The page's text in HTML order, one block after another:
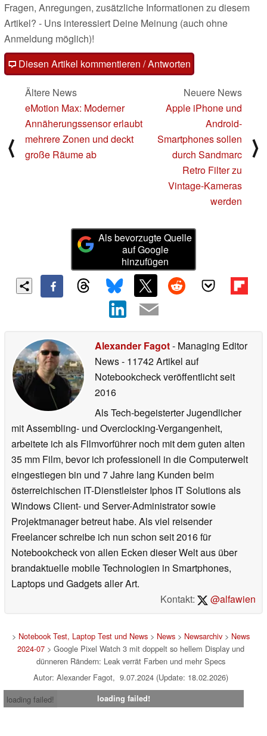
Fragen, Anregungen, zusätzliche Informationen zu diesem
Artikel? - Uns interessiert Deine Meinung (auch ohne
Anmeldung möglich)!
Diesen Artikel kommentieren / Antworten
⟨
Ältere News
eMotion Max: Moderner
Annäherungssensor erlaubt
mehrere Zonen und deckt
große Räume ab
Neuere News
Apple iPhone und
Android-
Smartphones sollen
durch Sandmarc
Retro Filter zu
Vintage-Kameras
werden
⟩
Als bevorzugte Quelle
auf Google
hinzufügen
Alexander Fagot- Managing Editor
News- 11742 Artikel auf
Notebookcheck veröffentlichtseit
2016
Als Tech-begeisterter Jugendlicher
mit Assembling- und Overclocking-Vergangenheit,
arbeitete ich als Filmvorführer noch mit dem guten alten
35 mm Film, bevor ich professionell in die Computerwelt
eingestiegen bin und 7 Jahre lang Kunden beim
österreichischen IT-Dienstleister Iphos IT Solutions als
Windows Client- und Server-Administrator sowie
Projektmanager betreut habe. Als viel reisender
Freelancer schreibe ich nun schon seit 2016 für
Notebookcheck von allen Ecken dieser Welt aus über
brandaktuelle mobile Technologien in Smartphones,
Laptops und Gadgets aller Art.
Kontakt:
@alfawien
> Notebook Test, Laptop Test und News> News> Newsarchiv> News
2024-07> Google Pixel Watch 3 mit doppelt so hellem Display und
dünneren Rändern: Leak verrät Farben und mehr Specs
Autor: Alexander Fagot, 9.07.2024 (Update: 18.02.2026)
loading failed!
loading failed!